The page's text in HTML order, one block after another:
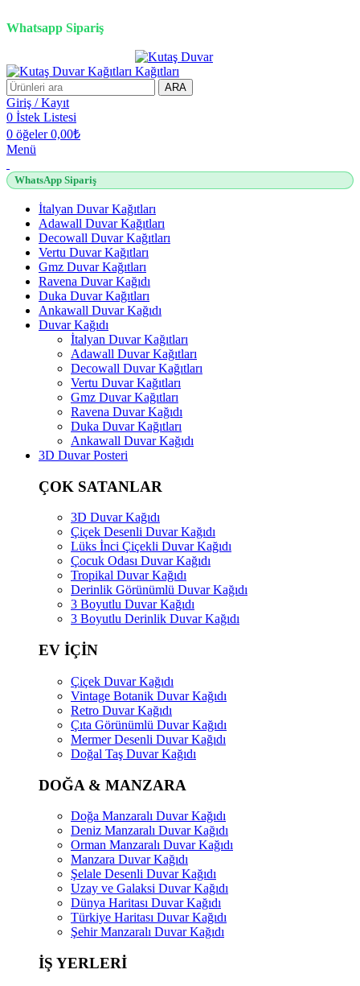
Whatsapp Sipariş
ARA
Giriş / Kayıt
0 İstek Listesi
0 öğeler 0,00₺
Menü
WhatsApp Sipariş
İtalyan Duvar Kağıtları
Adawall Duvar Kağıtları
Decowall Duvar Kağıtları
Vertu Duvar Kağıtları
Gmz Duvar Kağıtları
Ravena Duvar Kağıdı
Duka Duvar Kağıtları
Ankawall Duvar Kağıdı
Duvar Kağıdı
İtalyan Duvar Kağıtları
Adawall Duvar Kağıtları
Decowall Duvar Kağıtları
Vertu Duvar Kağıtları
Gmz Duvar Kağıtları
Ravena Duvar Kağıdı
Duka Duvar Kağıtları
Ankawall Duvar Kağıdı
3D Duvar Posteri
ÇOK SATANLAR
3D Duvar Kağıdı
Çiçek Desenli Duvar Kağıdı
Lüks İnci Çiçekli Duvar Kağıdı
Çocuk Odası Duvar Kağıdı
Tropikal Duvar Kağıdı
Derinlik Görünümlü Duvar Kağıdı
3 Boyutlu Duvar Kağıdı
3 Boyutlu Derinlik Duvar Kağıdı
EV İÇİN
Çiçek Duvar Kağıdı
Vintage Botanik Duvar Kağıdı
Retro Duvar Kağıdı
Çıta Görünümlü Duvar Kağıdı
Mermer Desenli Duvar Kağıdı
Doğal Taş Duvar Kağıdı
DOĞA & MANZARA
Doğa Manzaralı Duvar Kağıdı
Deniz Manzaralı Duvar Kağıdı
Orman Manzaralı Duvar Kağıdı
Manzara Duvar Kağıdı
Şelale Desenli Duvar Kağıdı
Uzay ve Galaksi Duvar Kağıdı
Dünya Haritası Duvar Kağıdı
Türkiye Haritası Duvar Kağıdı
Şehir Manzaralı Duvar Kağıdı
İŞ YERLERİ